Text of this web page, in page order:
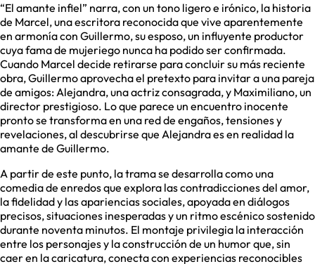
“El amante infiel” narra, con un tono ligero e irónico, la historia
de Marcel, una escritora reconocida que vive aparentemente
en armonía con Guillermo, su esposo, un influyente productor
cuya fama de mujeriego nunca ha podido ser confirmada.
Cuando Marcel decide retirarse para concluir su más reciente
obra, Guillermo aprovecha el pretexto para invitar a una pareja
de amigos: Alejandra, una actriz consagrada, y Maximiliano, un
director prestigioso. Lo que parece un encuentro inocente
pronto se transforma en una red de engaños, tensiones y
revelaciones, al descubrirse que Alejandra es en realidad la
amante de Guillermo.
A partir de este punto, la trama se desarrolla como una
comedia de enredos que explora las contradicciones del amor,
la fidelidad y las apariencias sociales, apoyada en diálogos
precisos, situaciones inesperadas y un ritmo escénico sostenido
durante noventa minutos. El montaje privilegia la interacción
entre los personajes y la construcción de un humor que, sin
caer en la caricatura, conecta con experiencias reconocibles